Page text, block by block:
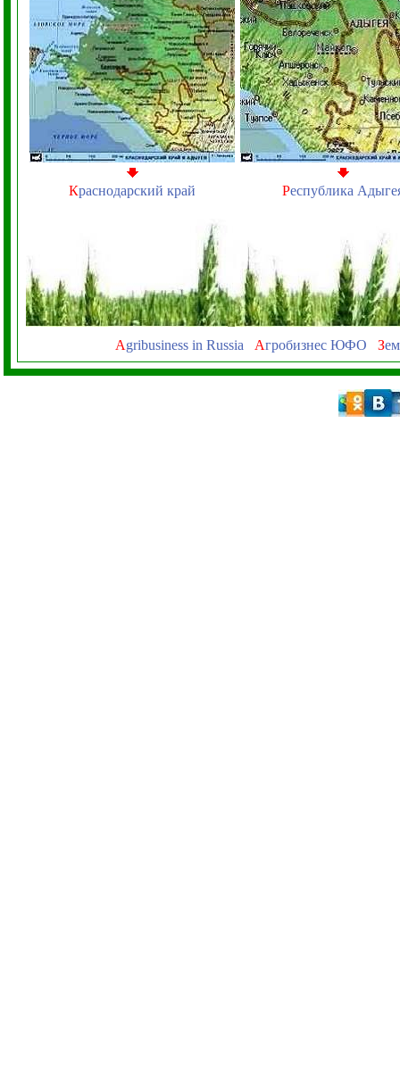
Краснодарский край Республика
Agribusiness in Russia Агробизнес ЮФО З